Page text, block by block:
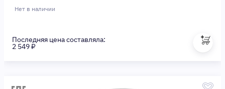
Нет в наличии
Последняя цена составляла:
2 549 ₽